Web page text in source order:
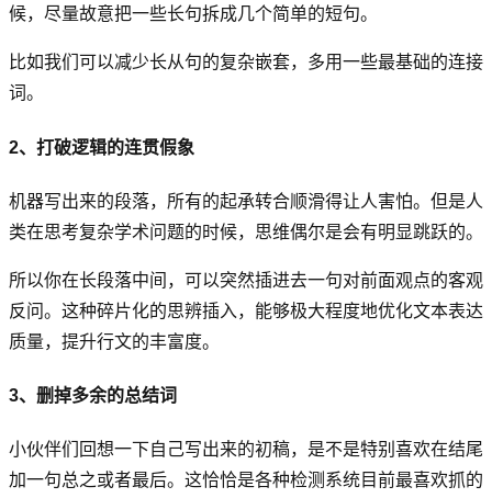
候，尽量故意把一些长句拆成几个简单的短句。
比如我们可以减少长从句的复杂嵌套，多用一些最基础的连接
词。
2、打破逻辑的连贯假象
机器写出来的段落，所有的起承转合顺滑得让人害怕。但是人
类在思考复杂学术问题的时候，思维偶尔是会有明显跳跃的。
所以你在长段落中间，可以突然插进去一句对前面观点的客观
反问。这种碎片化的思辨插入，能够极大程度地优化文本表达
质量，提升行文的丰富度。
3、删掉多余的总结词
小伙伴们回想一下自己写出来的初稿，是不是特别喜欢在结尾
加一句总之或者最后。这恰恰是各种检测系统目前最喜欢抓的